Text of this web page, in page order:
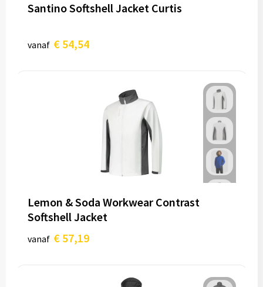
Santino Softshell Jacket Curtis
vanaf € 54,54
Lemon & Soda Workwear Contrast
Softshell Jacket
vanaf € 57,19